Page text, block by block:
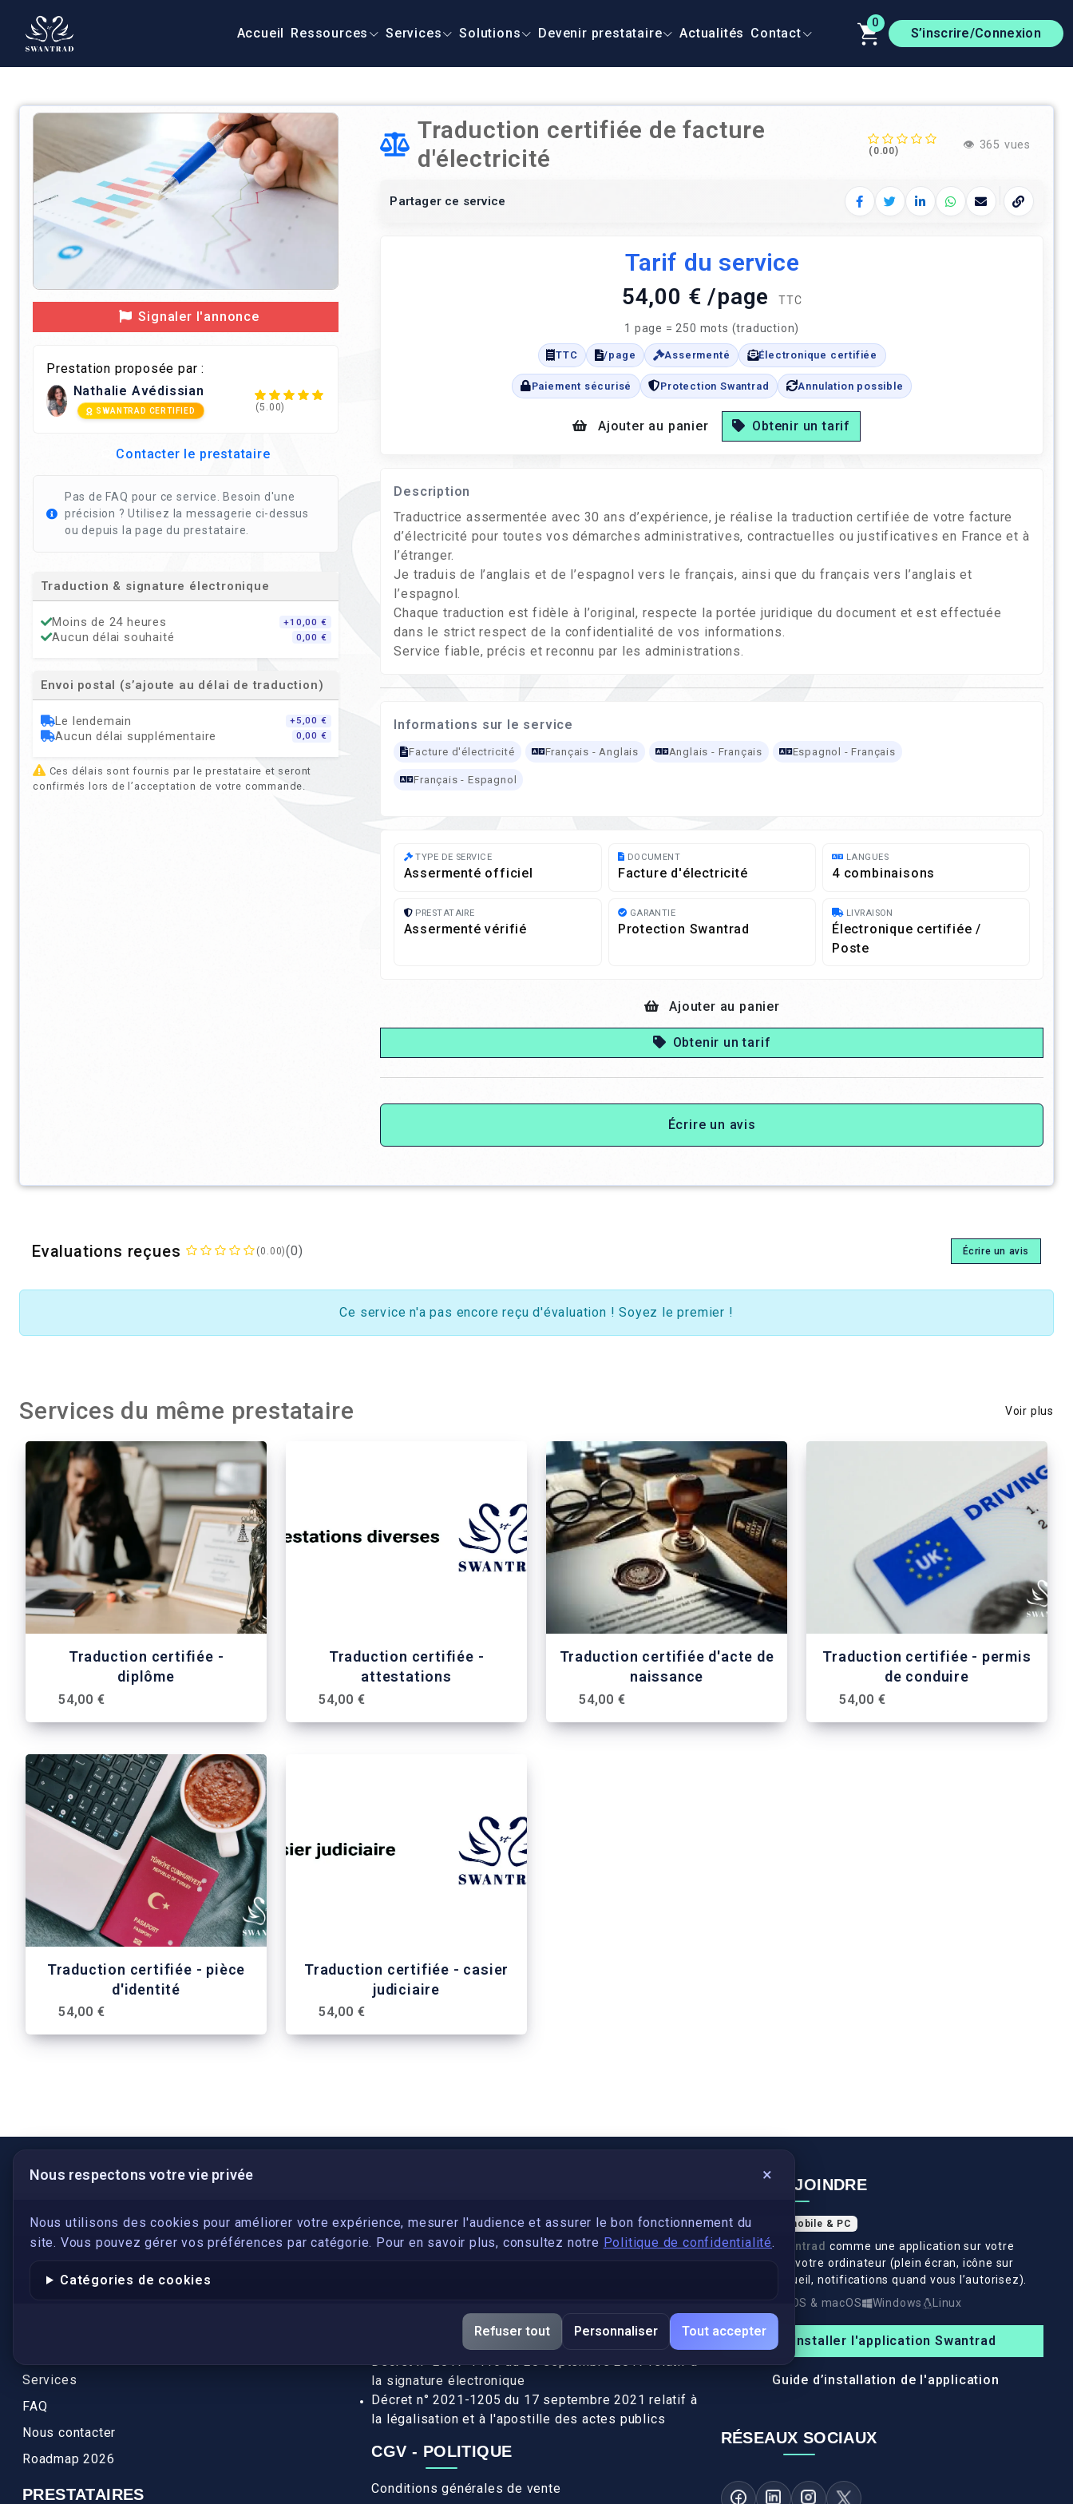
Accueil Ressources Services Solutions Devenir prestataire Actualités Contact
0
S’inscrire/Connexion
Signaler l'annonce
Prestation proposée par :
Nathalie Avédissian
SWANTRAD CERTIFIED (5.00)
Contacter le prestataire
Pas de FAQ pour ce service. Besoin d'une
précision ? Utilisez la messagerie ci-dessus
ou depuis la page du prestataire.
Traduction & signature électronique
Moins de 24 heures +10,00 €
Aucun délai souhaité 0,00 €
Envoi postal (s’ajoute au délai de traduction)
Le lendemain +5,00 €
Aucun délai supplémentaire 0,00 €
Ces délais sont fournis par le prestataire et seront
confirmés lors de l’acceptation de votre commande.
Traduction certifiée de facture
d'électricité
(0.00) 👁️ 365 vues
Partager ce service
Facebook
TwitterLinkedInWhatsApp
E‑mailCopier le
Tarif du service
54,00 € /page TTC
1 page = 250 mots (traduction)
TTC /page Assermenté Électronique certifiée
Paiement sécurisé Protection Swantrad Annulation possible
Ajouter au panier Obtenir un tarif
Description
Traductrice assermentée avec 30 ans d’expérience, je réalise la traduction certifiée de votre facture
d’électricité pour toutes vos démarches administratives, contractuelles ou justificatives en France et à
l’étranger.
Je traduis de l’anglais et de l’espagnol vers le français, ainsi que du français vers l’anglais et
l’espagnol.
Chaque traduction est fidèle à l’original, respecte la portée juridique du document et est effectuée
dans le strict respect de la confidentialité de vos informations.
Service fiable, précis et reconnu par les administrations.
Informations sur le service
Facture d'électricité Français - Anglais Anglais - Français Espagnol - Français
Français - Espagnol
TYPE DE SERVICE
Assermenté officiel
DOCUMENT
Facture d'électricité
LANGUES
4 combinaisons
PRESTATAIRE
Assermenté vérifié
GARANTIE
Protection Swantrad
LIVRAISON
Électronique certifiée /
Poste
Ajouter au panier
Obtenir un tarif
Écrire un avis
Evaluations reçues (0.00)(0) Écrire un avis
Ce service n'a pas encore reçu d'évaluation ! Soyez le premier !
Services du même prestataire Voir plus
Traduction certifiée -
diplôme
54,00 €
Traduction certifiée -
attestations
54,00 €
Traduction certifiée d'acte de
naissance
54,00 €
Traduction certifiée - permis
de conduire
54,00 €
Traduction certifiée - pièce
d'identité
54,00 €
Traduction certifiée - casier
judiciaire
54,00 €
Nous respectons votre vie privée ×
Nous utilisons des cookies pour améliorer votre expérience, mesurer l'audience et assurer le bon fonctionnement du
site. Vous pouvez gérer vos préférences par catégorie. Pour en savoir plus, consultez notre Politique de confidentialité.
Catégories de cookies
Refuser tout Personnaliser Tout accepter
LIENS UTILES
S'inscrire
Qui sommes-nous ?
Conformité
Services
FAQ
Nous contacter
Roadmap 2026
PRESTATAIRES
Devenez développeur avec IronSkill Academy
Gubernatis immobilier
Apostille et légalisation, fin de l'obligation entre les
pays de l’UE (Règlement 2016/1191)
Décret n° 2017-1416 du 28 septembre 2017 relatif à
la signature électronique
Décret n° 2021-1205 du 17 septembre 2021 relatif à
la légalisation et à l'apostille des actes publics
CGV - POLITIQUE
Conditions générales de vente
NOUS REJOINDRE
Application mobile & PC
InstallezSwantrad comme une application sur votre
téléphone et votre ordinateur (plein écran, icône sur
l’écran d’accueil, notifications quand vous l’autorisez).
iOS & macOS Windows Linux
Installer l'application Swantrad
Guide d’installation de l'application
RÉSEAUX SOCIAUX